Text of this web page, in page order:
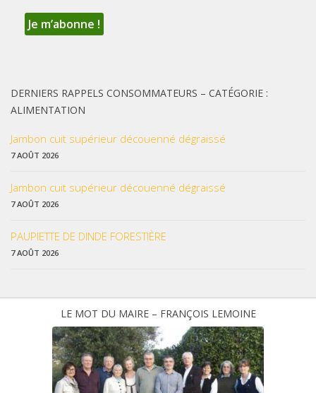
DERNIERS RAPPELS CONSOMMATEURS – CATÉGORIE :
ALIMENTATION
Jambon cuit supérieur découenné dégraissé
7 AOÛT 2026
Jambon cuit supérieur découenné dégraissé
7 AOÛT 2026
PAUPIETTE DE DINDE FORESTIÈRE
7 AOÛT 2026
LE MOT DU MAIRE – FRANÇOIS LEMOINE